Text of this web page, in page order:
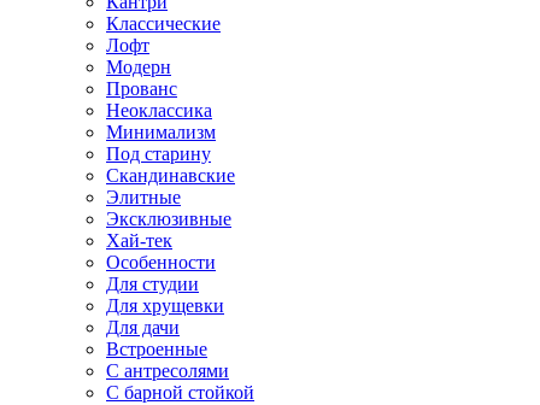
Классические
Лофт
Модерн
Прованс
Неоклассика
Минимализм
Под старину
Скандинавские
Элитные
Эксклюзивные
Хай-тек
Особенности
Для студии
Для хрущевки
Для дачи
Встроенные
С антресолями
С барной стойкой